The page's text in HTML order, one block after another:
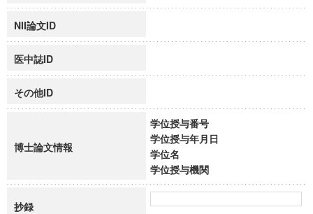
NII論文ID
医中誌ID
その他ID
博士論文情報
学位授与番号
学位授与年月日
学位名
学位授与機関
抄録